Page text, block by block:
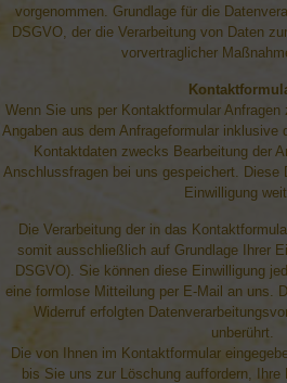
vorgenommen. Grundlage für die
DSGVO, der die Verarbeitung von Daten
vorvertraglicher
Wenn Sie uns per Kontaktformular
Angaben aus dem Anfrageformular inklusive
Kontaktdaten zwecks Bearbeitung der
Anschlussfragen bei uns gespeichert. Diese
Einwilligung
Die Verarbeitung der in das
somit ausschließlich auf Grundlage Ihrer
DSGVO). Sie können diese Einwilligung
eine formlose Mitteilung per E-Mail an uns.
Widerruf erfolgten
unberührt.
Die von Ihnen im Kontaktformular
bis Sie uns zur Löschung auffordern, Ihre